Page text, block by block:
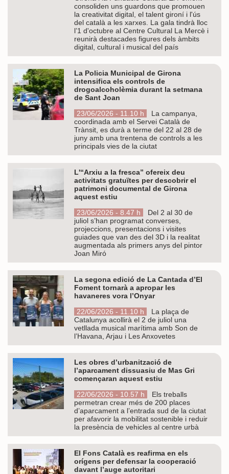
consoliden uns guardons que promouen
la creativitat digital, el talent gironí i l'ús
del català a les xarxes. La gala tindrà lloc
l’1 d'octubre al Centre Cultural La Mercè i
reunirà destacades figures dels àmbits
digital, cultural i musical del país
La Policia Municipal de Girona
intensifica els controls de
drogoalcoholèmia durant la setmana
de Sant Joan
23/06/2026 - 11.10 h
La campanya,
coordinada amb el Servei Català de
Trànsit, es durà a terme del 22 al 28 de
juny amb una trentena de controls a les
principals vies de la ciutat
L'“Arxiu a la fresca” ofereix deu
activitats gratuïtes per descobrir el
patrimoni documental de Girona
aquest estiu
23/06/2026 - 8.47 h
Del 2 al 30 de
juliol s’han programat converses,
projeccions, presentacions i visites
guiades que van des del 3D i la realitat
augmentada als primers anys del pintor
Joan Miró
La segona edició de La Cantada d’El
Foment tornarà a apropar les
havaneres vora l’Onyar
22/06/2026 - 11.10 h
La plaça de
Catalunya acollirà el 2 de juliol una
vetllada musical marítima amb Son de
l’Havana, Arjau i Les Anxovetes
Les obres d’urbanització de
l’aparcament dissuasiu de Mas Gri
començaran aquest estiu
22/06/2026 - 10.57 h
Els treballs
permetran crear més de 200 places
d’aparcament a l’entrada sud de la ciutat
per afavorir la mobilitat sostenible i reduir
la presència de vehicles al centre urbà
El Fons Català es reafirma en els
orígens per defensar la cooperació
davant l’auge autoritari